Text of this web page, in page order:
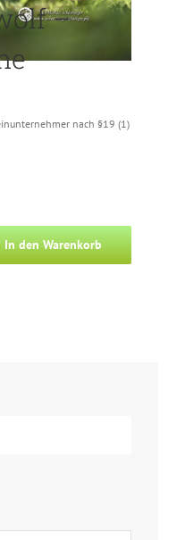
–
nach §19 (1)
In den Warenkorb